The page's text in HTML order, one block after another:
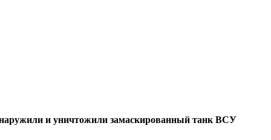
и уничтожили замаскированный танк ВСУ